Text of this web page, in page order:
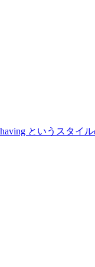
というスタイ